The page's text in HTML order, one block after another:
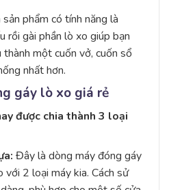
sản phẩm có tính năng là
rồi gài phần lò xo giúp bạn
một cuốn vở, cuốn sổ
nhất hơn.
gáy lò xo giá rẻ
được chia thành 3 loại
Đây là dòng máy đóng gáy
với 2 loại máy kia. Cách sử